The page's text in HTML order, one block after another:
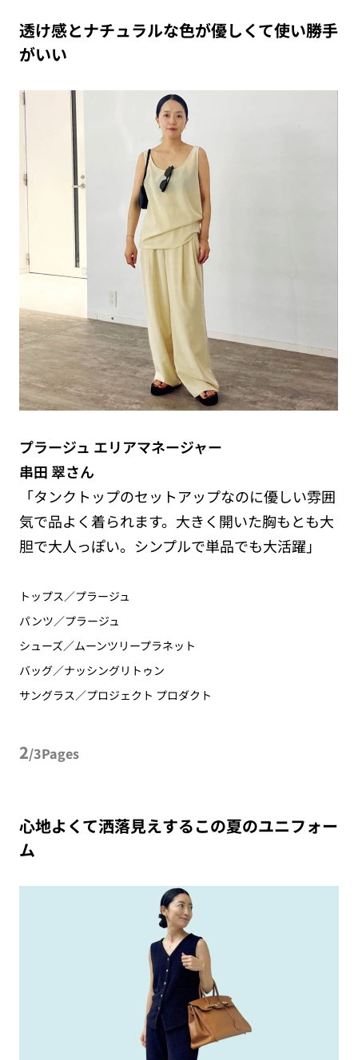
透け感とナチュラルな色が優しくて使い勝手
がいい
プラージュ エリアマネージャー
串田 翠さん
「タンクトップのセットアップなのに優しい雰囲
気で品よく着られます。大きく開いた胸もとも大
胆で大人っぽい。シンプルで単品でも大活躍」
トップス／プラージュ
パンツ／プラージュ
シューズ／ムーンツリープラネット
バッグ／ナッシングリトゥン
サングラス／プロジェクト プロダクト
2/3Pages
心地よくて洒落見えするこの夏のユニフォー
ム